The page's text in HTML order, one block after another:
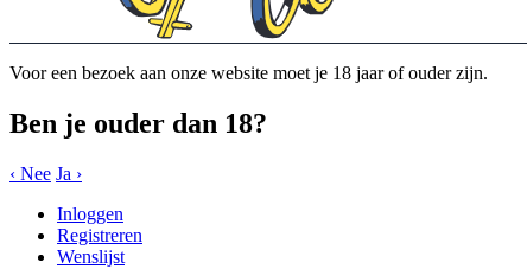
Voor een bezoek aan onze website moet je 18 jaar of ouder zijn.
Ben je ouder dan 18?
‹ Nee Ja ›
Inloggen
Registreren
Wenslijst